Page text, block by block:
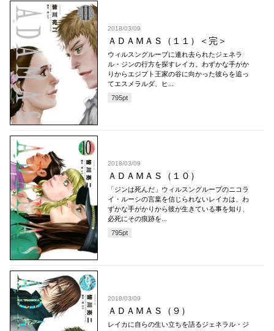
2018/03/09
ＡＤＡＭＡＳ（１１）＜完＞
ウィルスングループに連れ去られたジェネラ
ル・ジンの行方を探すレイカ。わずかな手がか
りからエジプト王家の谷に向かった彼らを追っ
てエスメラルダ、ヒ...
795pt
2018/03/09
ＡＤＡＭＡＳ（１０）
「ジンは死んだ」ウィルスングループのニコラ
イ・ルーシの言葉を信じられないレイカは、わ
ずかな手がかりから彼が生きている事を知り、
必死にその痕跡を...
795pt
2018/03/09
ＡＤＡＭＡＳ（９）
レイカに自らの生い立ちを語るジェネラル・ジ